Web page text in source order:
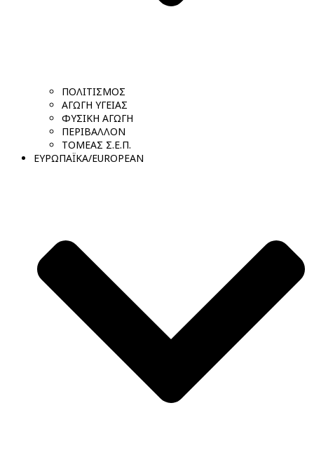
ΠΟΛΙΤΙΣΜΟΣ
ΑΓΩΓΗ ΥΓΕΙΑΣ
ΦΥΣΙΚΗ ΑΓΩΓΗ
ΠΕΡΙΒΑΛΛΟΝ
ΤΟΜΕΑΣ Σ.Ε.Π.
ΕΥΡΩΠΑΪΚΑ/EUROPEAN